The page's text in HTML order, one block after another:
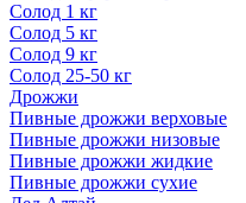
Солод 1 кг
Солод 5 кг
Солод 9 кг
Солод 25-50 кг
Дрожжи
Пивные дрожжи верховые
Пивные дрожжи низовые
Пивные дрожжи жидкие
Пивные дрожжи сухие